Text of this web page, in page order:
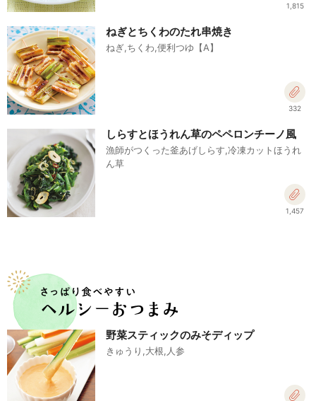
1,815
ねぎとちくわのたれ串焼き
ねぎ,ちくわ,便利つゆ【A】
332
しらすとほうれん草のペペロンチーノ風
漁師がつくった釜あげしらす,冷凍カットほうれ
ん草
1,457
野菜スティックのみそディップ
きゅうり,大根,人参